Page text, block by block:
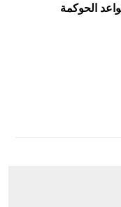
الحوكمة